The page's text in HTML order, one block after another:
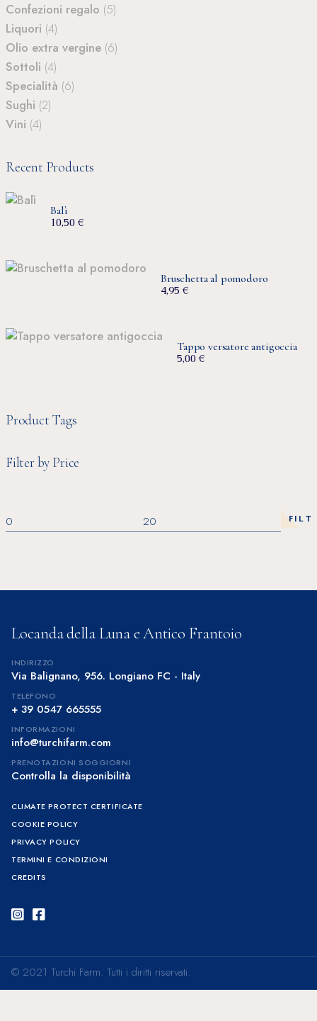
Confezioni regalo (5)
Liquori (4)
Olio extra vergine (6)
Sottoli (4)
Specialità (6)
Sughi (2)
Vini (4)
Recent Products
Balì
10,50 €
Bruschetta al pomodoro
4,95 €
Tappo versatore antigoccia
5,00 €
Product Tags
Filter by Price
Prezzo
Min
Prezzo
Max
Locanda della Luna e Antico Frantoio
INDIRIZZO
Via Balignano, 956. Longiano FC - Italy
TELEFONO
+ 39 0547 665555
INFORMAZIONI
info@turchifarm.com
PRENOTAZIONI SOGGIORNI
Controlla la disponibilità
CLIMATE PROTECT CERTIFICATE
COOKIE POLICY
PRIVACY POLICY
TERMINI E CONDIZIONI
CREDITS
Instagram
Facebook
© 2021 Turchi Farm. Tutti i diritti riservati.